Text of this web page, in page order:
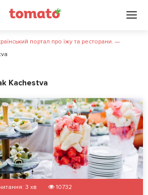
портал про їжу та ресторани. —
Kachestva
3 хв
10732